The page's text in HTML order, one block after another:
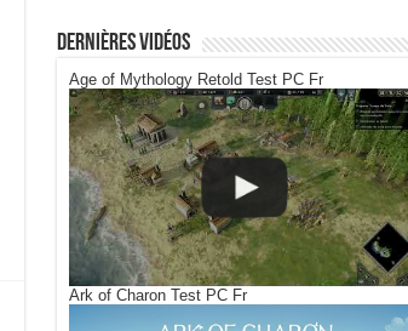
Dernières Vidéos
Age of Mythology Retold Test PC Fr
Ark of Charon Test PC Fr